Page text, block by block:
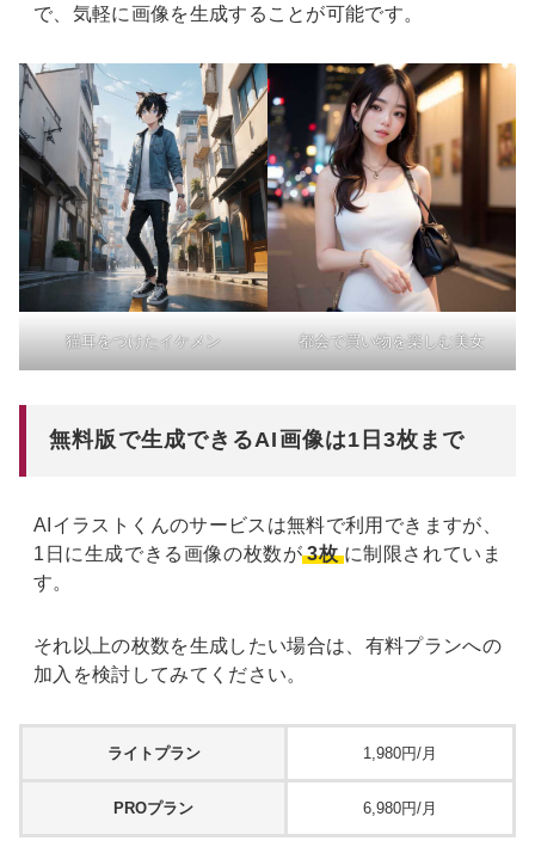
で、気軽に画像を生成することが可能です。
猫耳をつけたイケメン 都会で買い物を楽しむ美女
無料版で生成できるAI画像は1日3枚まで
AIイラストくんのサービスは無料で利用できますが、
1日に生成できる画像の枚数が 3枚 に制限されていま
す。
それ以上の枚数を生成したい場合は、有料プランへの
加入を検討してみてください。
ライトプラン 1,980円/月
PROプラン 6,980円/月